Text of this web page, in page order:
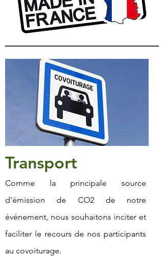
Transport
Comme la principale source
d'émission de CO2 de notre
événement, nous souhaitons inciter et
faciliter le recours de nos participants
au covoiturage.